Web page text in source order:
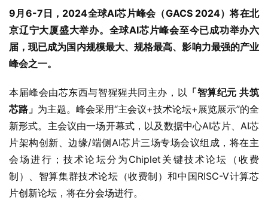
9月6-7日，2024全球AI芯片峰会（GACS 2024）将在北
京辽宁大厦盛大举办。全球AI芯片峰会至今已成功举办六
届，现已成为国内规模最大、规格最高、影响力最强的产业
峰会之一。
本届峰会由芯东西与智猩猩共同主办，以 「智算纪元 共筑
芯路」 为主题。峰会采用“主会议+技术论坛+展览展示”的全
新形式。主会议由一场开幕式，以及数据中心AI芯片、AI芯
片架构创新、边缘/端侧AI芯片三场专场会议组成，将在主
会场进行；技术论坛分为Chiplet关键技术论坛（收费
制）、智算集群技术论坛（收费制）和中国RISC-V计算芯
片创新论坛，将在分会场进行。